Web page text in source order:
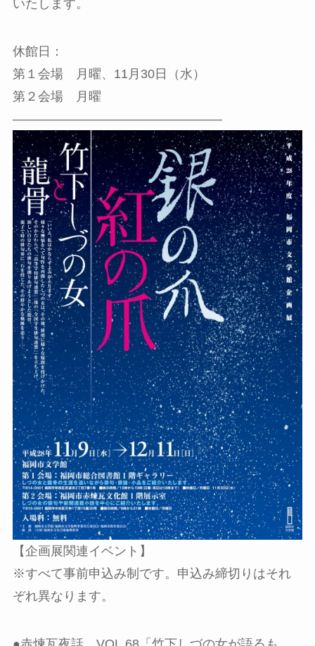
いたします。
休館日：
第１会場 月曜、11月30日（水）
第２会場 月曜
————————————————–
【企画展関連イベント】
※すべて事前申込み制です。申込み締切りはそれ
ぞれ異なります。